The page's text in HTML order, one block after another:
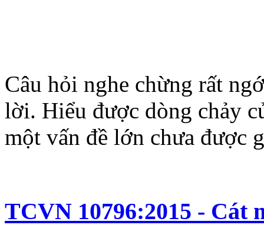
Câu hỏi nghe chừng rất
lời. Hiểu được dòng chảy
một vấn đề lớn chưa được
TCVN 10796:2015 - Cát